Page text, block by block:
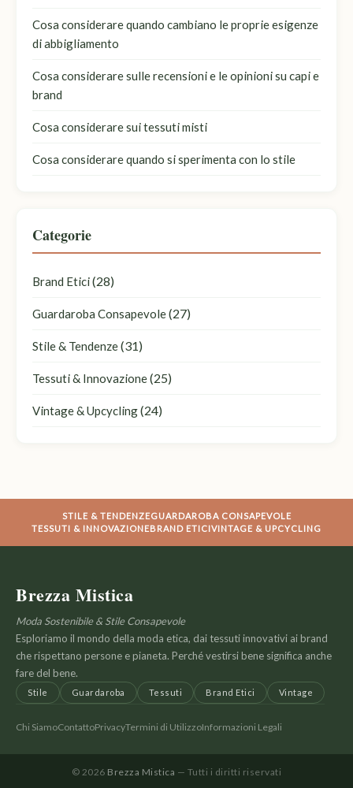
Cosa considerare quando cambiano le proprie esigenze
di abbigliamento
Cosa considerare sulle recensioni e le opinioni su capi e
brand
Cosa considerare sui tessuti misti
Cosa considerare quando si sperimenta con lo stile
Categorie
Brand Etici(28)
Guardaroba Consapevole(27)
Stile & Tendenze(31)
Tessuti & Innovazione(25)
Vintage & Upcycling(24)
STILE & TENDENZEGUARDAROBA CONSAPEVOLE
TESSUTI & INNOVAZIONEBRAND ETICIVINTAGE & UPCYCLING
Brezza Mistica
Moda Sostenibile & Stile Consapevole
Esploriamo il mondo della moda etica, dai tessuti innovativi ai brand
che rispettano persone e pianeta. Perché vestirsi bene significa anche
fare del bene.
Stile Guardaroba Tessuti Brand Etici Vintage
Chi SiamoContattoPrivacyTermini di UtilizzoInformazioni Legali
© 2026 Brezza Mistica — Tutti i diritti riservati